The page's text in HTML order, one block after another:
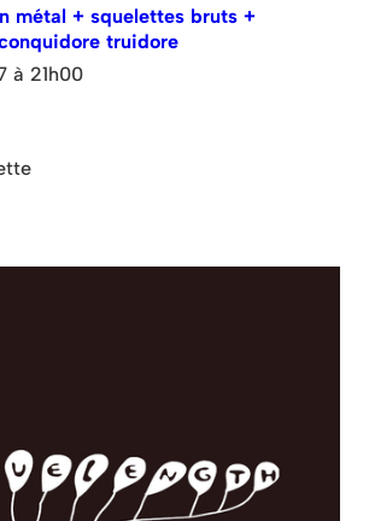
métal + squelettes bruts +
truidore
à 21h00